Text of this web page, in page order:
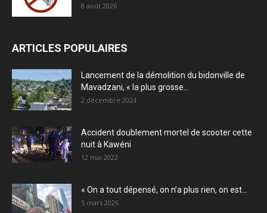
8 août 2026
ARTICLES POPULAIRES
Lancement de la démolition du bidonville de
Mavadzani, « la plus grosse...
2 décembre 2024
Accident doublement mortel de scooter cette
nuit à Kawéni
12 mai 2022
« On a tout dépensé, on n’a plus rien, on est...
5 mars 2026